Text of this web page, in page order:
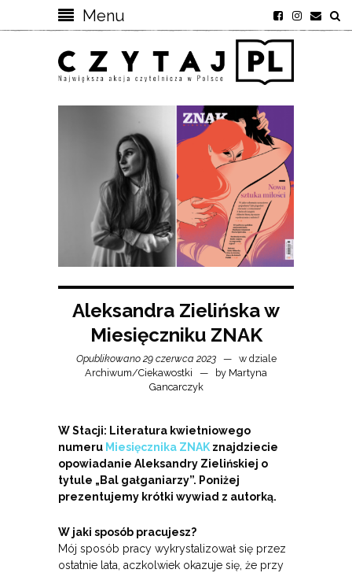
Menu
Aleksandra Zielińska w
Miesięczniku ZNAK
Opublikowano 29 czerwca 2023
w dziale
Archiwum/Ciekawostki by Martyna
Gancarczyk
W Stacji: Literatura kwietniowego
numeru Miesięcznika ZNAK znajdziecie
opowiadanie Aleksandry Zielińskiej o
tytule „Bal gałganiarzy”. Poniżej
prezentujemy krótki wywiad z autorką.
W jaki sposób pracujesz?
Mój sposób pracy wykrystalizował się przez
ostatnie lata, aczkolwiek okazuje się, że przy